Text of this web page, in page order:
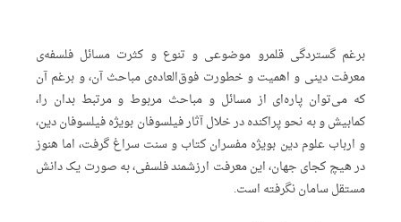
برغم گستردگی قلمرو موضوعی و تنوع و کثرت مسائل فلسفه‌ی
معرفت دینی و اهمیت و خطورت فوق‌العاده‌ی مباحث آن، و برغم آن
که می‌توان پاره‌ای از مسائل و مباحث مربوط و مرتبط بدان را،
کمابیش و به‌ نحو پراکنده در خلال آثار فیلسوفان بویژه فیلسوفان دین،
و ارباب علوم دین بویژه مفسران کتاب و سنت سراغ گرفت، اما هنوز
در هیچ کجای جهان، این معرفت ارزشمند فلسفی، به صورت یک دانش
مستقل سامان نگرفته است.